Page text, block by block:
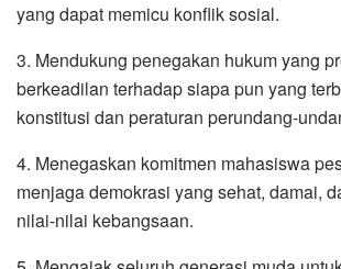
yang dapat memicu konflik sosial.
3. Mendukung penegakan hukum yang
berkeadilan terhadap siapa pun yang
konstitusi dan peraturan perundang-
4. Menegaskan komitmen mahasiswa
menjaga demokrasi yang sehat, damai,
nilai-nilai kebangsaan.